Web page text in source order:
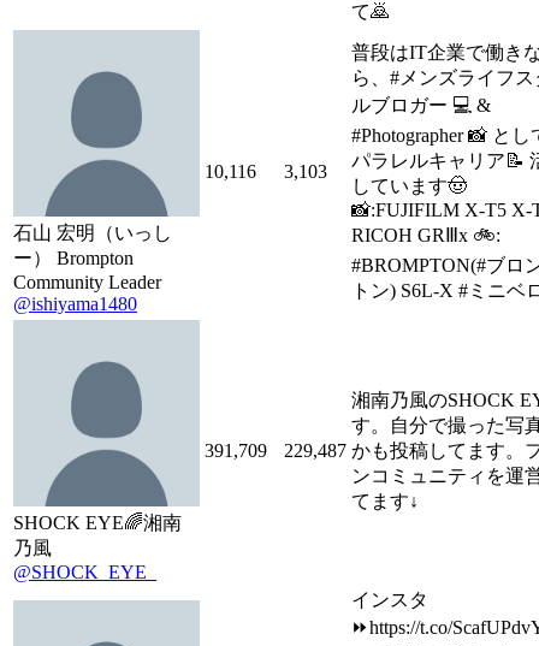
て🙇
石山 宏明（いっし
ー） Brompton
Community Leader
@ishiyama1480
10,116 3,103
普段はIT企業で働き
ら、#メンズライフス
ルブロガー 💻 &
#Photographer 📸 とし
パラレルキャリア📝
しています🤠
📸:FUJIFILM X-T5 X-
RICOH GRⅢx 🚲:
#BROMPTON(#ブロ
トン) S6L-X #ミニベ
SHOCK EYE🌈湘南
乃風
@SHOCK_EYE_
391,709 229,487
湘南乃風のSHOCK
す。自分で撮った写
かも投稿してます。
ンコミュニティを運
てます↓
インスタ
⏩https://t.co/